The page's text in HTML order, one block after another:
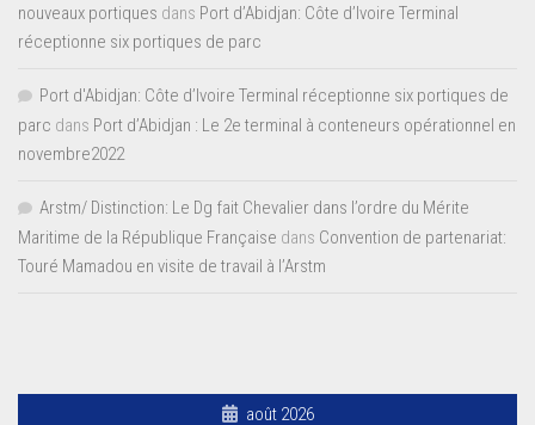
nouveaux portiques dans Port d’Abidjan: Côte d’Ivoire Terminal
réceptionne six portiques de parc
Port d'Abidjan: Côte d’Ivoire Terminal réceptionne six portiques de
parc dans Port d’Abidjan : Le 2e terminal à conteneurs opérationnel en
novembre2022
Arstm/ Distinction: Le Dg fait Chevalier dans l’ordre du Mérite
Maritime de la République Française dans Convention de partenariat:
Touré Mamadou en visite de travail à l’Arstm
août 2026